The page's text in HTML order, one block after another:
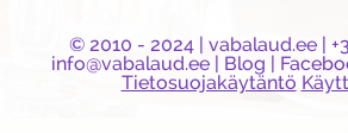
© 2010 - 2024 | vabalaud.ee|
info@vabalaud.ee
Blog
Tietosuojakäytäntö